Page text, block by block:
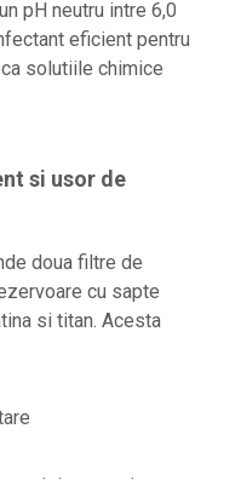
pH neutru intre 6,0
eficient pentru
solutiile chimice
si usor de
doua filtre de
cu sapte
si titan. Acesta